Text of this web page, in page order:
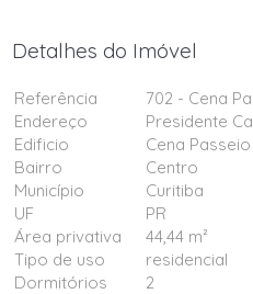
Detalhes do Imóvel
Referência
702 - Cena
Endereço
Presidente
Edificio
Cena Passeio
Bairro
Centro
Município
Curitiba
UF
PR
Área privativa
44,44 m²
Tipo de uso
residencial
Dormitórios
2